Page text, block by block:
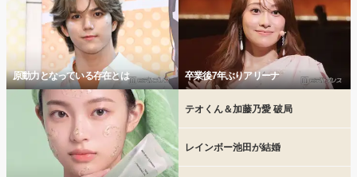
原動力となっている存在とは 卒業後7年ぶりアリーナ
テオくん＆加藤乃愛 破局
レインボー池田が結婚